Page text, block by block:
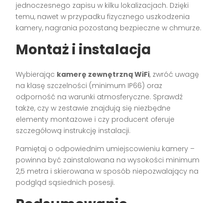
jednoczesnego zapisu w kilku lokalizacjach. Dzięki
temu, nawet w przypadku fizycznego uszkodzenia
kamery, nagrania pozostaną bezpieczne w chmurze.
Montaż i instalacja
Wybierając kamerę zewnętrzną WiFi, zwróć uwagę
na klasę szczelności (minimum IP66) oraz
odporność na warunki atmosferyczne. Sprawdź
także, czy w zestawie znajdują się niezbędne
elementy montażowe i czy producent oferuje
szczegółową instrukcję instalacji.
Pamiętaj o odpowiednim umiejscowieniu kamery –
powinna być zainstalowana na wysokości minimum
2,5 metra i skierowana w sposób niepozwalający na
podgląd sąsiednich posesji.